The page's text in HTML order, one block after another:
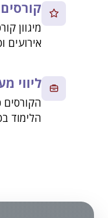
מיגוון
אירועים
ליווי
הקורסים
הלימוד